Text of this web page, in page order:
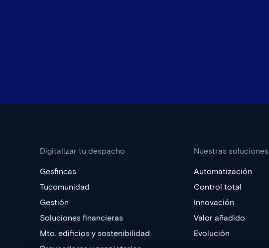
Digitalizar tu despacho
Gesfincas
Tucomunidad
Gestión
Soluciones financieras
Mto. edificios y sostenibilidad
Nuestras soluciones
Automatización
Control total
Innovación
Valor añadido
Evolución